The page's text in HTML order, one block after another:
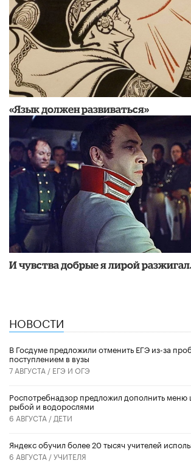
«Язык должен развиваться»
И чувства добрые я лирой
НОВОСТИ
В Госдуме предложили отменить ЕГЭ из-за
поступлением в вузы
7 АВГУСТА / ЕГЭ И ОГЭ
Роспотребнадзор предложил дополнить меню
рыбой и водорослями
6 АВГУСТА / ДЕТИ
​Яндекс обучил более 20 тысяч учителей
6 АВГУСТА /УЧИТЕЛЯ